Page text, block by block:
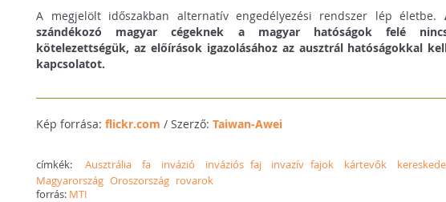
A megjelölt időszakban alternatív engedélyezési rendszer lép életbe.
szándékozó magyar cégeknek a magyar hatóságok felé
kötelezettségük, az előírások igazolásához az ausztrál hatóságokkal
kapcsolatot.
Kép forrása:flickr.com / Szerző:Taiwan-Awei
címkék:Ausztrália fa invázió inváziós faj invazív fajok kártevők
Magyarország Oroszország rovarok
forrás: MTI